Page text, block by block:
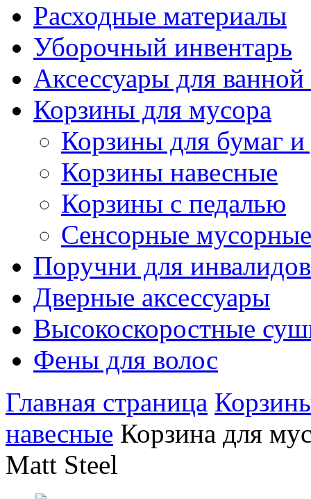
Расходные материалы
Уборочный инвентарь
Аксессуары для
Корзины для мусора
Корзины для бумаг
Корзины навесные
Корзины с педалью
Сенсорные
Поручни для инвалидов
Дверные аксессуары
Высокоскоростные
Фены для волос
Главная страница
навесные Корзина для
Matt Steel